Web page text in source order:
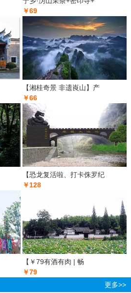
￥69
【湘桂奇景 非遗崀山】产
￥66
【恐龙复活啦、打卡侏罗纪
￥128
【￥79有酒有肉 | 畅
￥79
更多>>